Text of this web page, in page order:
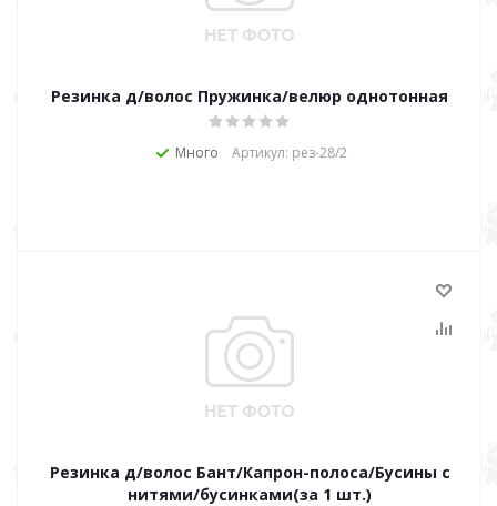
Резинка д/волос Пружинка/велюр однотонная
Много Артикул: рез-28/2
Резинка д/волос Бант/Капрон-полоса/Бусины с
нитями/бусинками(за 1 шт.)